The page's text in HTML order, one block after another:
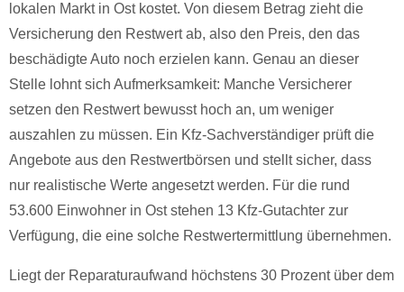
lokalen Markt in Ost kostet. Von diesem Betrag zieht die
Versicherung den Restwert ab, also den Preis, den das
beschädigte Auto noch erzielen kann. Genau an dieser
Stelle lohnt sich Aufmerksamkeit: Manche Versicherer
setzen den Restwert bewusst hoch an, um weniger
auszahlen zu müssen. Ein Kfz-Sachverständiger prüft die
Angebote aus den Restwertbörsen und stellt sicher, dass
nur realistische Werte angesetzt werden. Für die rund
53.600 Einwohner in Ost stehen 13 Kfz-Gutachter zur
Verfügung, die eine solche Restwertermittlung übernehmen.
Liegt der Reparaturaufwand höchstens 30 Prozent über dem